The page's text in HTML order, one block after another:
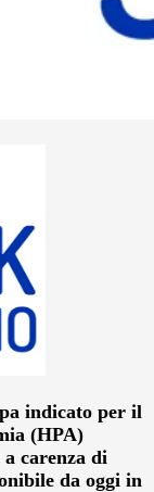
indicato per il
(HPA)
carenza di
da oggi in